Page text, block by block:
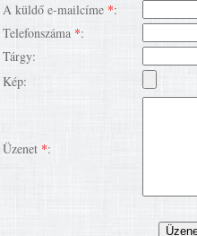
A küldő e-mailcíme *:
Telefonszáma *:
Tárgy:
Kép:
Üzenet *: